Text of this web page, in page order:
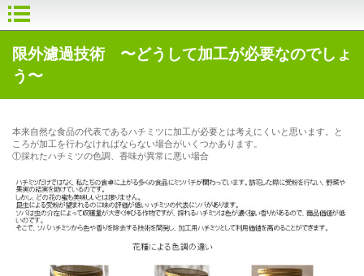
限外濾過技術 〜どうして加工が必要なのでしょ
う〜
本来自然な食品の代表であるハチミツに加工が必要とは考えにくいと思います。と
ころが加工を行わなければならない場合がいくつかあります。
①採れたハチミツの色調、香味が異常に悪い場合